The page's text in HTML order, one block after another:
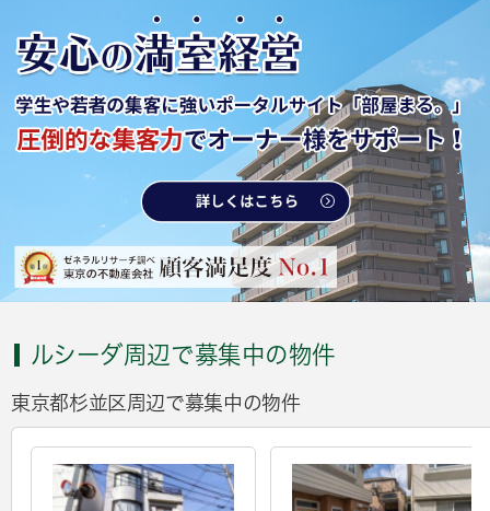
ルシーダ周辺で募集中の物件
東京都杉並区周辺で募集中の物件